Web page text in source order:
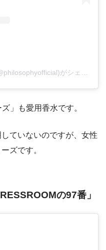
」も愛用香水です。
ていないのですが、女性
ズです。
の97番」